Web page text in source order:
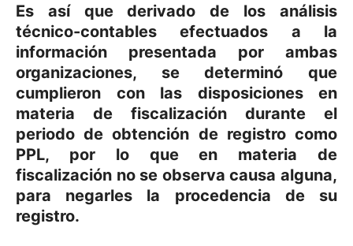
Es así que derivado de los análisis
técnico-contables efectuados a la
información presentada por ambas
organizaciones, se determinó que
cumplieron con las disposiciones en
materia de fiscalización durante el
periodo de obtención de registro como
PPL, por lo que en materia de
fiscalización no se observa causa alguna,
para negarles la procedencia de su
registro.